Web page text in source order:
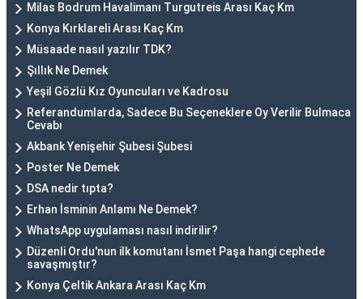
Milas Bodrum Havalimanı Turgutreis Arası Kaç Km
Konya Kırklareli Arası Kaç Km
Müsaade nasıl yazılır TDK?
Şıllık Ne Demek
Yeşil Gözlü Kız Oyuncuları ve Kadrosu
Referandumlarda, Sadece Bu Seçeneklere Oy Verilir Bulmaca
Cevabı
Akbank Yenişehir Şubesi Şubesi
Poster Ne Demek
DSA nedir tıpta?
Erhan İsminin Anlamı Ne Demek?
WhatsApp uygulaması nasıl indirilir?
Düzenli Ordu'nun ilk komutanı İsmet Paşa hangi cephede
savaşmıştır?
Konya Çeltik Ankara Arası Kaç Km